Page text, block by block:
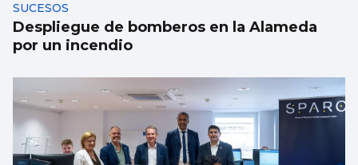
SUCESOS
Despliegue de bomberos en la Alameda
por un incendio